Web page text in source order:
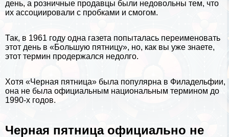
день, а розничные продавцы были недовольны тем, что
их ассоциировали с пробками и смогом.
Так, в 1961 году одна газета попыталась переименовать
этот день в «Большую пятницу», но, как вы уже знаете,
этот термин продержался недолго.
Хотя «Черная пятница» была популярна в Филадельфии,
она не была официальным национальным термином до
1990-х годов.
Черная пятница официально не